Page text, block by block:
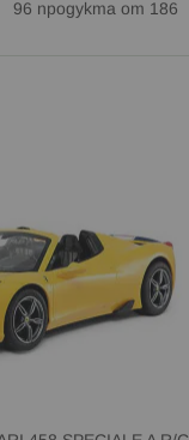
96 продукта от 186